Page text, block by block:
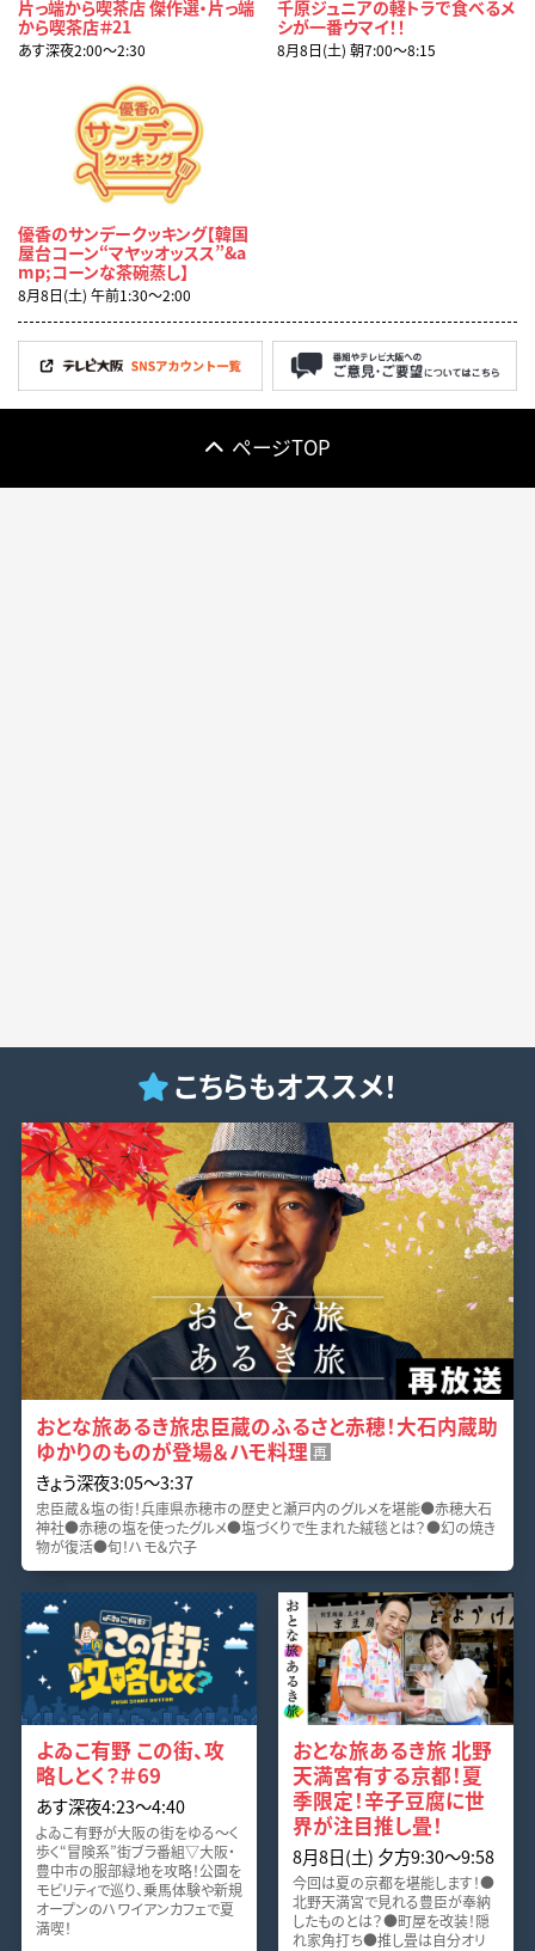
片っ端から喫茶店 傑作選・片っ端
から喫茶店＃21
あす深夜2:00〜2:30
千原ジュニアの軽トラで食べるメ
シが一番ウマイ！！
8月8日(土) 朝7:00〜8:15
優香のサンデークッキング【韓国
屋台コーン“マヤッオッスス”&a
mp;コーンな茶碗蒸し】
8月8日(土) 午前1:30〜2:00
ページTOP
こちらもオススメ！
おとな旅あるき旅忠臣蔵のふるさと赤穂！大石内蔵助
ゆかりのものが登場＆ハモ料理 再
きょう深夜3:05〜3:37
忠臣蔵＆塩の街！兵庫県赤穂市の歴史と瀬戸内のグルメを堪能●赤穂大石
神社●赤穂の塩を使ったグルメ●塩づくりで生まれた絨毯とは？●幻の焼き
物が復活●旬！ハモ＆穴子
よゐこ有野 この街、攻
略しとく？＃69
あす深夜4:23〜4:40
よゐこ有野が大阪の街をゆる～く
歩く“冒険系”街ブラ番組▽大阪・
豊中市の服部緑地を攻略！公園を
モビリティで巡り、乗馬体験や新規
オープンのハワイアンカフェで夏
満喫！
おとな旅あるき旅 北野
天満宮有する京都！夏
季限定！辛子豆腐に世
界が注目推し畳！
8月8日(土) 夕方9:30〜9:58
今回は夏の京都を堪能します！●
北野天満宮で見れる豊臣が奉納
したものとは？●町屋を改装！隠
れ家角打ち●推し畳は自分オリ